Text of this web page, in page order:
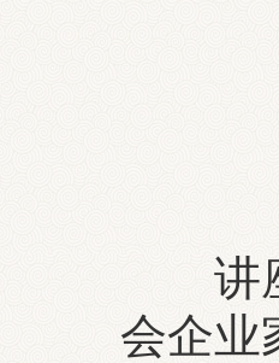
讲座
会企业